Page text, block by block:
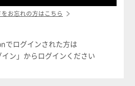
をお忘れの方はこちら
でログインされた方は
イン」からログインください